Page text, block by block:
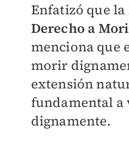
Enfatizó que la
Derecho a
menciona que
morir
extensión
fundamental
dignamente.